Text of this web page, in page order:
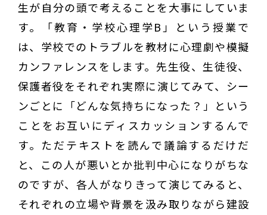
生が自分の頭で考えることを大事にしていま
す。「教育・学校心理学B」という授業で
は、学校でのトラブルを教材に心理劇や模擬
カンファレンスをします。先生役、生徒役、
保護者役をそれぞれ実際に演じてみて、シー
ンごとに「どんな気持ちになった？」という
ことをお互いにディスカッションするんで
す。ただテキストを読んで議論するだけだ
と、この人が悪いとか批判中心になりがちな
のですが、各人がなりきって演じてみると、
それぞれの立場や背景を汲み取りながら建設